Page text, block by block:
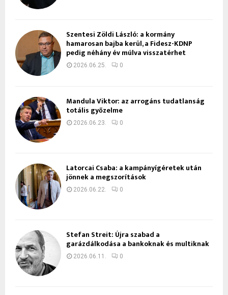
Szentesi Zöldi László: a kormány
hamarosan bajba kerül, a Fidesz-KDNP
pedig néhány év múlva visszatérhet
2026.06.25. 0
Mandula Viktor: az arrogáns tudatlanság
totális győzelme
2026.06.23. 0
Latorcai Csaba: a kampányígéretek után
jönnek a megszorítások
2026.06.22. 0
Stefan Streit: Újra szabad a
garázdálkodása a bankoknak és multiknak
2026.06.11. 0